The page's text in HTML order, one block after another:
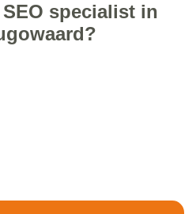
specialist in